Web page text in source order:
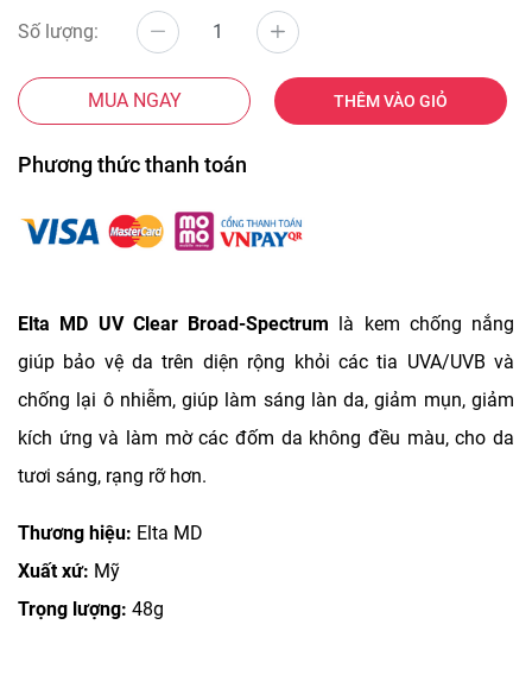
Số lượng:
MUA NGAY THÊM VÀO GIỎ
Phương thức thanh toán
Elta MD UV Clear Broad-Spectrum là kem chống nắng
giúp bảo vệ da trên diện rộng khỏi các tia UVA/UVB và
chống lại ô nhiễm, giúp làm sáng làn da, giảm mụn, giảm
kích ứng và làm mờ các đốm da không đều màu, cho da
tươi sáng, rạng rỡ hơn.
Thương hiệu: Elta MD
Xuất xứ: Mỹ
Trọng lượng: 48g